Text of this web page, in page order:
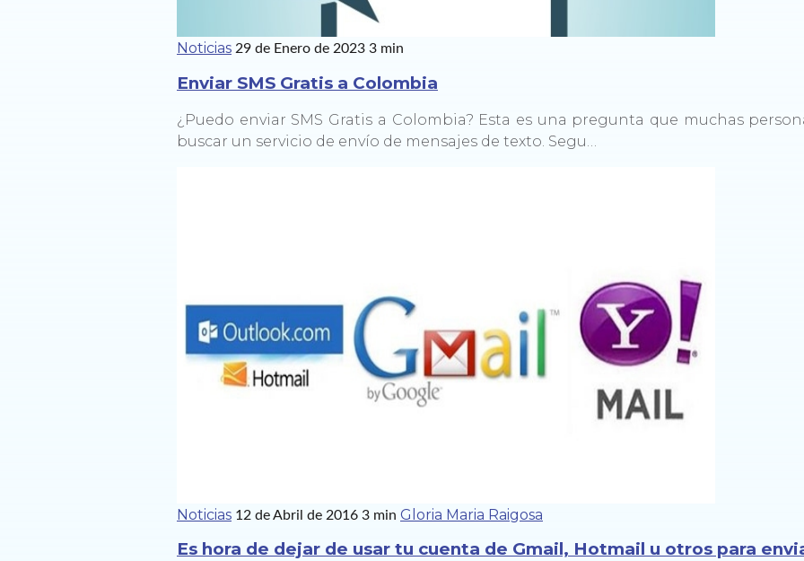
Noticias 29 de Enero de 2023 3 min
Enviar SMS Gratis a Colombia
¿Puedo enviar SMS Gratis a Colombia? Esta es una pregunta que muchas
buscar un servicio de envío de mensajes de texto. Segu…
Noticias 12 de Abril de 2016 3 min Gloria Maria Raigosa
Es hora de dejar de usar tu cuenta de Gmail, Hotmail u otros para